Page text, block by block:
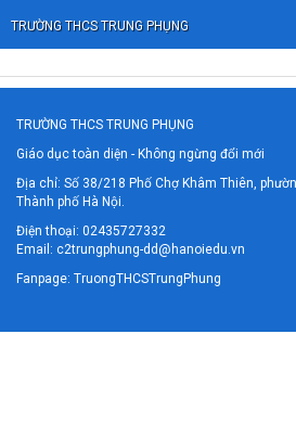
TRƯỜNG THCS TRUNG PHỤNG
TRƯỜNG THCS TRUNG PHỤNG
Giáo dục toàn diện - Không ngừng đổi mới
Địa chỉ: Số 38/218 Phố Chợ Khâm Thiên,
Thành phố Hà Nội.
Điện thoại: 02435727332
Email: c2trungphung-dd@hanoiedu.vn
Fanpage: TruongTHCSTrungPhung